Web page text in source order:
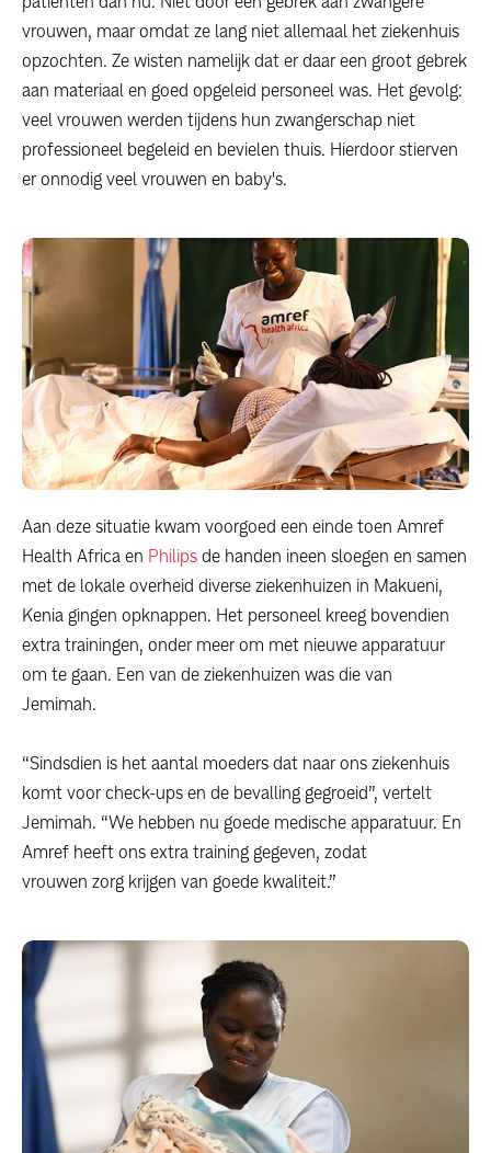
vrouwen, maar omdat ze lang niet allemaal het ziekenhuis
opzochten. Ze wisten namelijk dat er daar een groot gebrek
aan materiaal en goed opgeleid personeel was. Het gevolg:
veel vrouwen werden tijdens hun zwangerschap niet
professioneel begeleid en bevielen thuis. Hierdoor stierven
er onnodig veel vrouwen en baby's.
Aan deze situatie kwam voorgoed een einde toen Amref
Health Africa en Philips de handen ineen sloegen en samen
met de lokale overheid diverse ziekenhuizen in Makueni,
Kenia gingen opknappen. Het personeel kreeg bovendien
extra trainingen, onder meer om met nieuwe apparatuur
om te gaan. Een van de ziekenhuizen was die van
Jemimah.
“Sindsdien is het aantal moeders dat naar ons ziekenhuis
komt voor check-ups en de bevalling gegroeid”, vertelt
Jemimah. “We hebben nu goede medische apparatuur. En
Amref heeft ons extra training gegeven, zodat
vrouwen zorg krijgen van goede kwaliteit.”